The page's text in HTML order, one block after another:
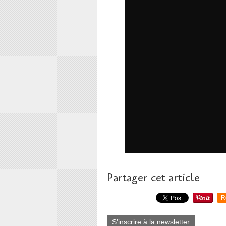
Partager cet article
S'inscrire à la newsletter